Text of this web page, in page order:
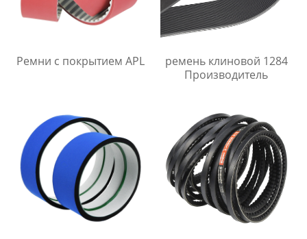
Ремни с покрытием APL
ремень клиновой 1284
Производитель